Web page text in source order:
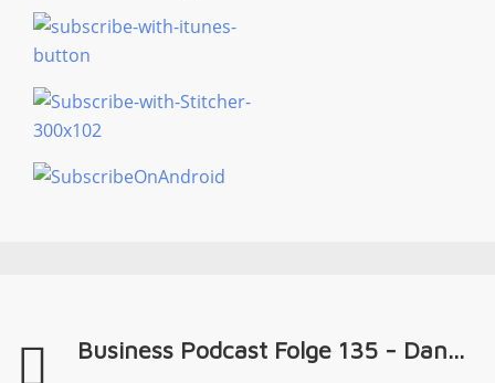
Business Podcast Folge 135 - Dan...